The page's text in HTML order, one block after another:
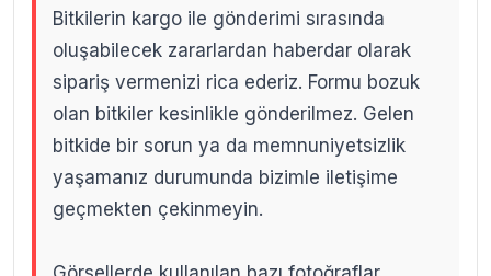
Bitkilerin kargo ile gönderimi sırasında
oluşabilecek zararlardan haberdar olarak
sipariş vermenizi rica ederiz. Formu bozuk
olan bitkiler kesinlikle gönderilmez. Gelen
bitkide bir sorun ya da memnuniyetsizlik
yaşamanız durumunda bizimle iletişime
geçmekten çekinmeyin.